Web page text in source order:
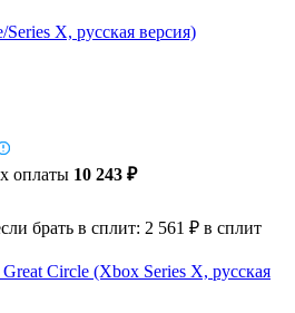
X, русская версия)
оплаты 10 243 ₽
брать в сплит: 2 561 ₽ в сплит
Circle (Xbox Series X, русская